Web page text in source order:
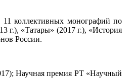
11 коллективных монографий по
г.), «Татары» (2017 г.), «История
России.
Научная премия РТ «Научный